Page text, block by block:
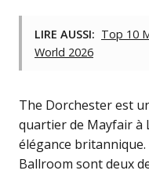
LIRE AUSSI: Top 10
World 2026
The Dorchester est
quartier de Mayfair à
élégance
Ballroom sont deux